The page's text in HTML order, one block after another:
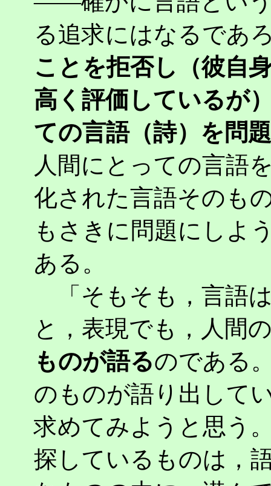
る追求にはなるであ
ことを拒否し（彼自
高く評価しているが
ての言語（詩）を問
人間にとっての言語
化された言語そのも
もさきに問題にしよ
ある。
「そもそも，言語
と，表現でも，人間
ものが語るのである
のものが語り出して
求めてみようと思う
探しているものは，